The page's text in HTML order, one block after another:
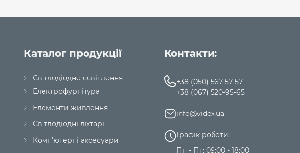
Каталог продукції
Світлодіодне освітлення
Електрофурнітура
Елементи живлення
Світлодіодні ліхтарі
Комп'ютерні аксесуари
Контакти:
+38 (050) 567-57-57
+38 (067) 520-95-65
info@videx.ua
Графік роботи:
Пн - Пт: 09:00 - 18:00